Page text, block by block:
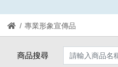
專業形象宣傳品
商品搜尋